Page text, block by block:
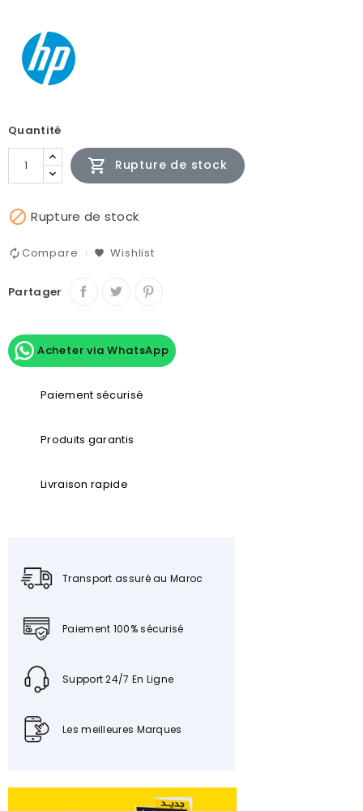
Quantité
 Rupture de stock
 Rupture de stock
Compare Wishlist
Partager
Acheter via WhatsApp
Paiement sécurisé
Produits garantis
Livraison rapide
Transport assuré au Maroc
Paiement 100% sécurisé
Support 24/7 En Ligne
Les meilleures Marques